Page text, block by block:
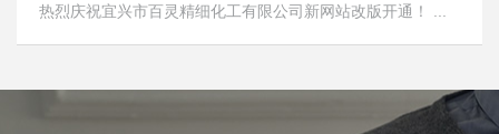
热烈庆祝宜兴市百灵精细化工有限公司新网站改版开通！ ...